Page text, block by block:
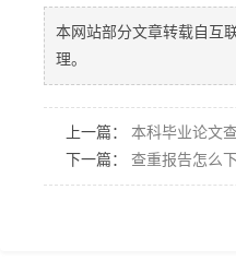
本网站部分文章转载自互
理。
上一篇： 本科毕业论文
下一篇： 查重报告怎么